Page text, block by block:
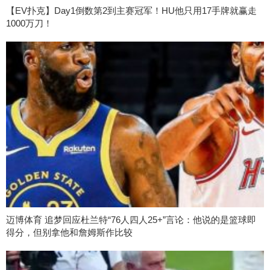
【EV扑克】Day1倒数第2到主赛冠军！HU他只用17手牌就赢走
1000万刀！
迈博体育 追梦回应杜兰特“76人四人25+”言论：他说的是篮球即
得分，但别拿他和詹姆斯作比较